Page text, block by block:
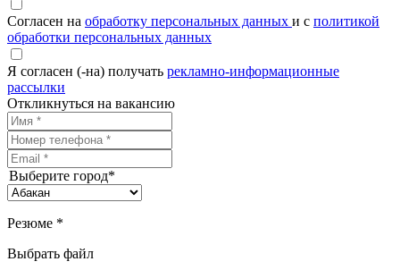
Согласен на обработку персональных данных и с политикой
обработки персональных данных
Я согласен (-на) получать рекламно-информационные
рассылки
Откликнуться на вакансию
Выберите город*
Резюме *
Выбрать файл